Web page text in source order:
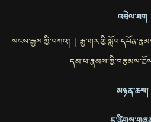
འབྲེལ་ཐག
སངས་རྒྱས་ཀྱི་བཀའ། |
མཉན་ཆས།